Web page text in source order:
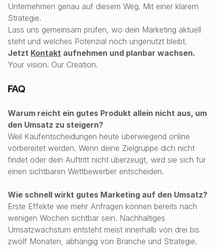
Unternehmen genau auf diesem Weg. Mit einer klarern
Strategie.
Lass uns gemeinsam prüfen, wo dein Marketing aktuell
steht und welches Potenzial noch ungenutzt bleibt.
Jetzt Kontakt aufnehmen und planbar wachsen.
Your vision. Our Creation.
FAQ
Warum reicht ein gutes Produkt allein nicht aus, um
den Umsatz zu steigern?
Weil Kaufentscheidungen heute überwiegend online
vorbereitet werden. Wenn deine Zielgruppe dich nicht
findet oder dein Auftritt nicht überzeugt, wird sie sich für
einen sichtbaren Wettbewerber entscheiden.
Wie schnell wirkt gutes Marketing auf den Umsatz?
Erste Effekte wie mehr Anfragen können bereits nach
wenigen Wochen sichtbar sein. Nachhaltiges
Umsatzwachstum entsteht meist innerhalb von drei bis
zwölf Monaten, abhängig von Branche und Strategie.